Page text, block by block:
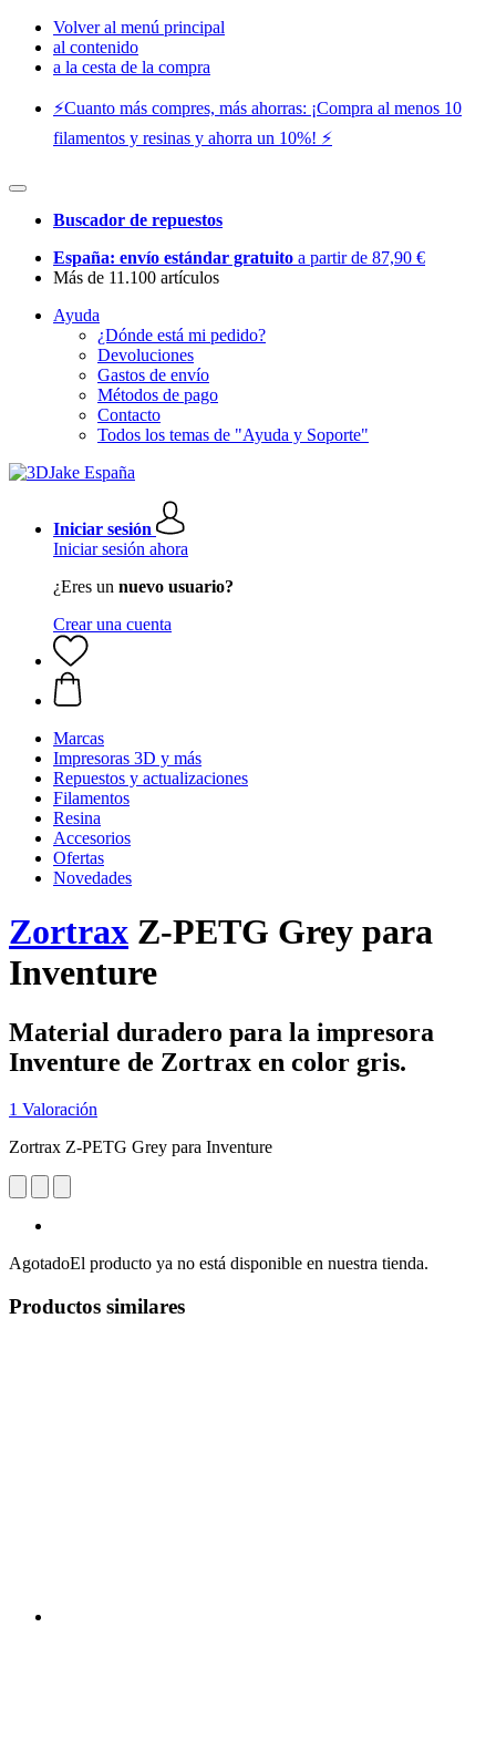
Volver al menú principal
al contenido
a la cesta de la compra
⚡️Cuanto más compres, más ahorras: ¡Compra al menos 10
filamentos y resinas y ahorra un 10%! ⚡️
Buscador de repuestos
España: envío estándar gratuito a partir de 87,90 €
Más de 11.100 artículos
Ayuda
¿Dónde está mi pedido?
Devoluciones
Gastos de envío
Métodos de pago
Contacto
Todos los temas de "Ayuda y Soporte"
Iniciar sesión
Iniciar sesión ahora
¿Eres un nuevo usuario?
Crear una cuenta
Marcas
Impresoras 3D y más
Repuestos y actualizaciones
Filamentos
Resina
Accesorios
Ofertas
Novedades
Zortrax Z-PETG Grey para
Inventure
Material duradero para la impresora
Inventure de Zortrax en color gris.
1 Valoración
Zortrax Z-PETG Grey para Inventure
AgotadoEl producto ya no está disponible en nuestra tienda.
Productos similares